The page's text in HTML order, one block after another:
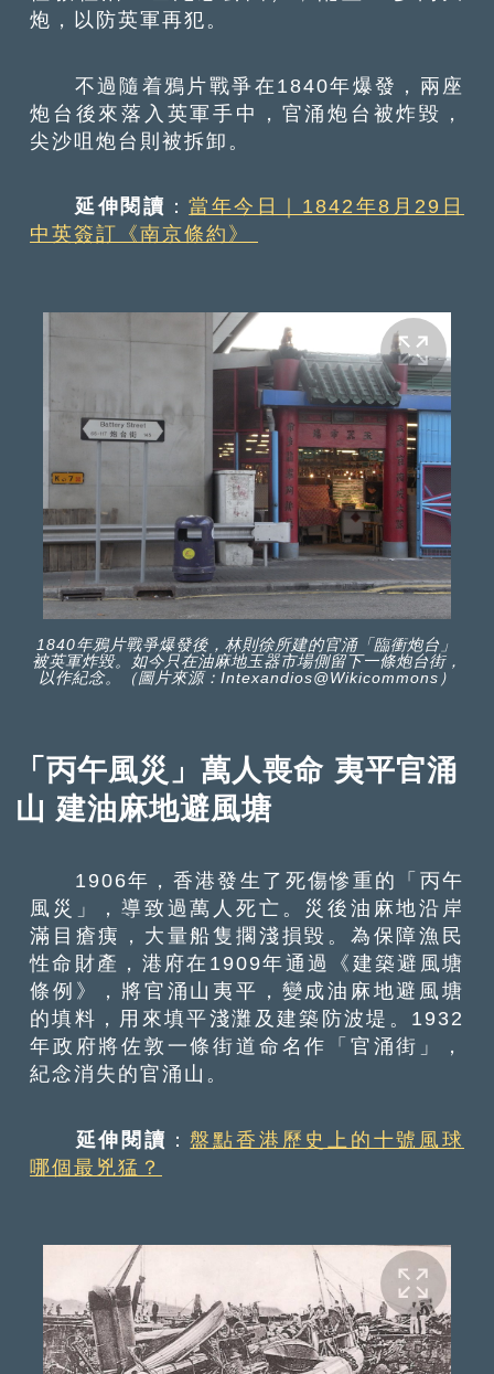
炮，以防英軍再犯。
不過隨着鴉片戰爭在1840年爆發，兩座
炮台後來落入英軍手中，官涌炮台被炸毀，
尖沙咀炮台則被拆卸。
延伸閱讀 ：當年今日｜1842年8月29日
中英簽訂《南京條約》
1840年鴉片戰爭爆發後，林則徐所建的官涌「臨衝炮台」
被英軍炸毀。如今只在油麻地玉器市場側留下一條炮台街，
以作紀念。（圖片來源：Intexandios@Wikicommons）
「丙午風災」萬人喪命 夷平官涌
山 建油麻地避風塘
1906年，香港發生了死傷慘重的「丙午
風災」，導致過萬人死亡。災後油麻地沿岸
滿目瘡痍，大量船隻擱淺損毀。為保障漁民
性命財產，港府在1909年通過《建築避風塘
條例》，將官涌山夷平，變成油麻地避風塘
的填料，用來填平淺灘及建築防波堤。1932
年政府將佐敦一條街道命名作「官涌街」，
紀念消失的官涌山。
延伸閱讀 ：盤點香港歷史上的十號風球
哪個最兇猛？